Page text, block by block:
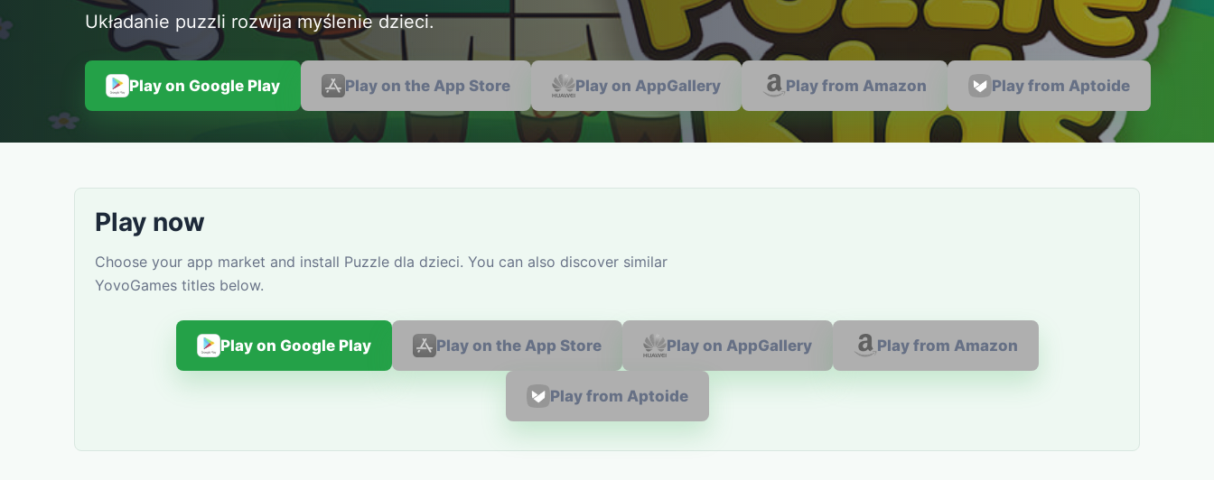
Układanie puzzli rozwija myślenie dzieci.
Play on Google Play Play on the App Store Play on AppGallery Play from Amazon Play from Aptoide
Play now
Choose your app market and install Puzzle dla dzieci. You can also discover similar
YovoGames titles below.
Play on Google Play Play on the App Store Play on AppGallery Play from Amazon
Play from Aptoide